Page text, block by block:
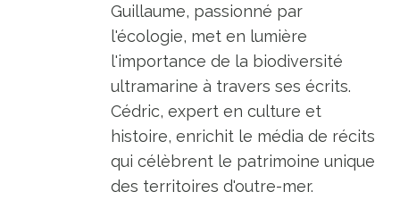
Guillaume, passionné par
l'écologie, met en lumière
l'importance de la biodiversité
ultramarine à travers ses écrits.
Cédric, expert en culture et
histoire, enrichit le média de récits
qui célèbrent le patrimoine unique
des territoires d'outre-mer.